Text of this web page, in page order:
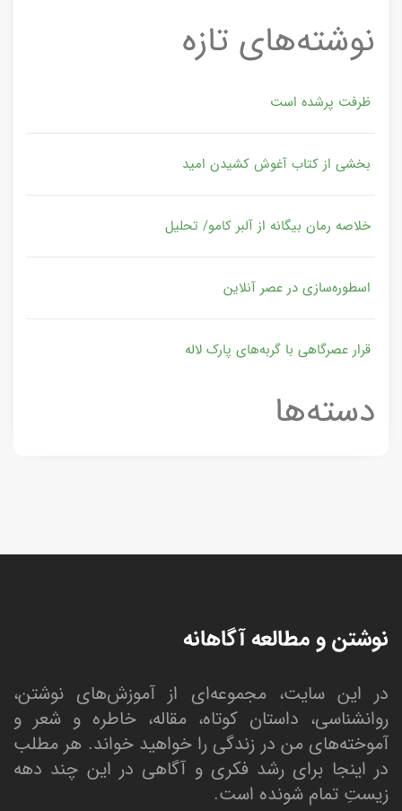
نوشته‌های تازه
ظرفت پرشده‌ است
بخشی از کتاب آغوش کشیدن امید
خلاصه رمان بیگانه از آلبر کامو/ تحلیل
اسطوره‌سازی در عصر آنلاین
قرار عصرگاهی با گربه‌های پارک لاله
دسته‌ها
نوشتن و مطالعه آگاهانه
در این سایت، مجموعه‌ای از آموزش‌های نوشتن،
روانشناسی، داستان کوتاه، مقاله، خاطره و شعر و
آموخته‌های من در زندگی را خواهید خواند. هر مطلب
در اینجا برای رشد فکری و آگاهی در این چند دهه
زیستِ تمام شونده است.